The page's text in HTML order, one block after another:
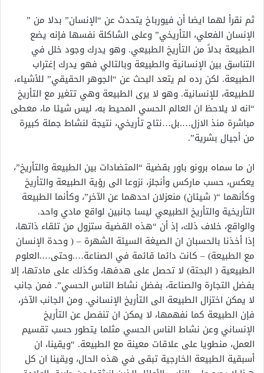
ثم نقرأ لهما ايضا أن فيورباخ يتحدث عن “الإنسان” بدلا من ”
الإنسان الفعلي، التأريخي” وعلى الشاكلة نفسها فإنه يضع
الطبيعة بدلاً من التأريخ الطبيعي. وهو يدرك وجود خلل في
التناسق بين الإنسانية والطبيعة وبالتالي فهو يدرك إغتراب
الطبيعة. لكن رده لم يتعد البحث عن “الجوهر الحقيقي” للأشياء،
للطبيعة، للإنسانية. وهو لا يرى الطبيعة وهي تتغير مع التأريخ
“انه لا يلاحظ ان العالم الحسي المحيط به، ليس شيئا ما، معطى
مباشرة منذ الازل….بل…نتاج تأريخي، نتيجة لنشاط جملة كبيرة
من أجيال بشرية”.
ان ما سماه برونو باور بقضية “المتضادات بين الطبيعة والتأريخ”،
يعكس، حسب ماركس وأنجلز، نزوعا الى رؤية الطبيعة والتأريخ
وكأنهما “( شيئان) منعزلان احدهما عن الآخر”، وكأنما الطبيعة
التأريخية والتأريخ الطبيعي ليسا جانبين لواقع مادي واحد.
والواقع، خلاف ذلك، إذ أن “هذه القضية ستزول من تلقاء ذاتها،
إذا أخذنا بالحسبان ان الصيغة السيئة الشهرة – ( وحدة الإنسان
مع الطبيعة) – كانت دائما قائمة في الصناعة….وحتى….العلوم
الطبيعية ( البحتة) لا تحصل على هدفها، وكذلك على مادتها، إلا
بفضل التجارة والصناعة، بفضل نشاط الناس الحسي”. فمن جانب
لا يمكن اختزال الطبيعة الى التأريخ الإنساني. ومن الجانب الآخر،
فإن الطبيعة كما نفهمها، لا يمكن ان تنفصل عن التأريخ
الإنساني وعن نشاط الناس الحسي مثلما يتطور حسب تقسيم
العمل، منطويا على علاقات معينة مع الطبيعة. “ويقينا، ان
أسبقية الطبيعة الخارجية تبقى في هذه الحال، ويقينا ان كل